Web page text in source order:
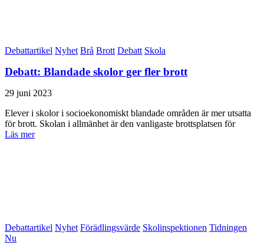
Debattartikel Nyhet Brå Brott Debatt Skola
Debatt: Blandade skolor ger fler brott
29 juni 2023
Elever i skolor i socioekonomiskt blandade områden är mer utsatta
för brott. Skolan i allmänhet är den vanligaste brottsplatsen för
Läs mer
Debattartikel Nyhet Förädlingsvärde Skolinspektionen Tidningen
Nu